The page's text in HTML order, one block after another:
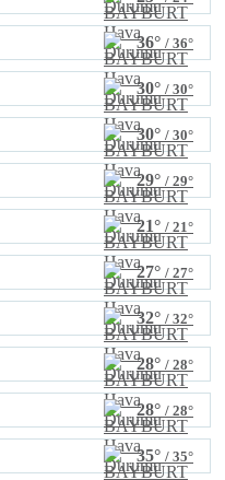
36° / 36°
30° / 30°
30° / 30°
29° / 29°
21° / 21°
27° / 27°
32° / 32°
28° / 28°
28° / 28°
35° / 35°